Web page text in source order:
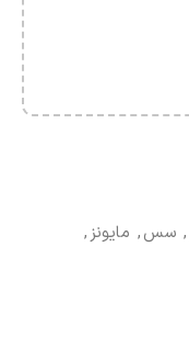
, سس, مایونز,